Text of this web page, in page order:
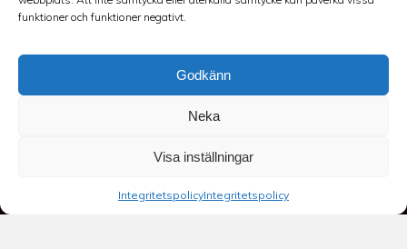
funktioner och funktioner negativt.
Godkänn
Neka
Visa inställningar
IntegritetspolicyIntegritetspolicy
©2026 Spakarps plantskola
- spakarp@outlook.com
Spakarp 1, 575 95